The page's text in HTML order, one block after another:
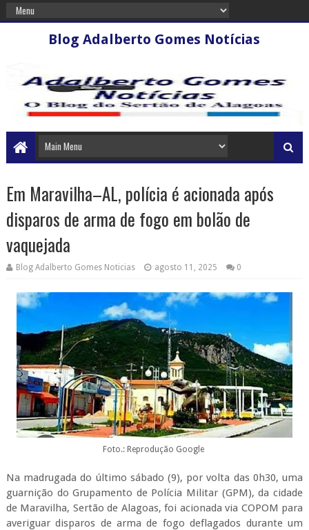
Blog Adalberto Gomes Notícias
Em Maravilha–AL, polícia é acionada após
disparos de arma de fogo em bolão de
vaquejada
Blog Adalberto Gomes Noticias agosto 11, 2025 0
Foto.: Reprodução Google
Na madrugada do último sábado (9), por volta das 0h30, uma
guarnição do Grupamento de Polícia Militar (GPM), da cidade
de Maravilha, Sertão de Alagoas, foi acionada via COPOM para
averiguar disparos de arma de fogo deflagados durante um